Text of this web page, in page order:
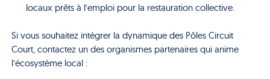
locaux prêts à l’emploi pour la restauration collective.
Si vous souhaitez intégrer la dynamique des Pôles Circuit
Court, contactez un des organismes partenaires qui anime
l’écosystème local :